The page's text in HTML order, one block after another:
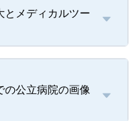
とメディカルツー
の公立病院の画像